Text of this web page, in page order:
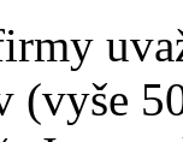
(vyše